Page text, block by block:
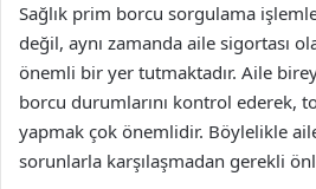
Sağlık prim borcu sorgulama
değil, aynı zamanda aile sigortası
önemli bir yer tutmaktadır. Aile
borcu durumlarını kontrol ederek,
yapmak çok önemlidir. Böylelikle
sorunlarla karşılaşmadan gerekli